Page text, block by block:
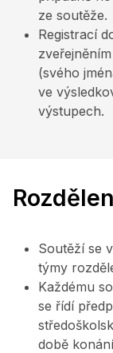
ze soutěže.
Registrací
(svého
ve
výstupech.
Soutěží se
týmy
Každému
se řídí
době